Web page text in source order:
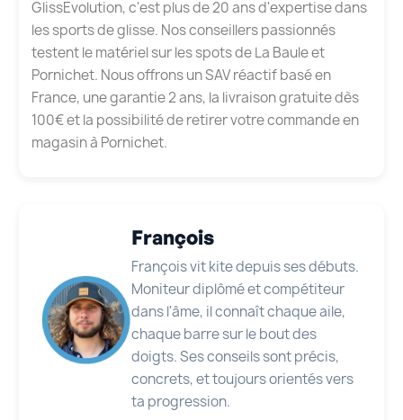
GlissEvolution, c'est plus de 20 ans d'expertise dans
les sports de glisse. Nos conseillers passionnés
testent le matériel sur les spots de La Baule et
Pornichet. Nous offrons un SAV réactif basé en
France, une garantie 2 ans, la livraison gratuite dès
100€ et la possibilité de retirer votre commande en
magasin à Pornichet.
François
François vit kite depuis ses débuts.
Moniteur diplômé et compétiteur
dans l'âme, il connaît chaque aile,
chaque barre sur le bout des
doigts. Ses conseils sont précis,
concrets, et toujours orientés vers
ta progression.